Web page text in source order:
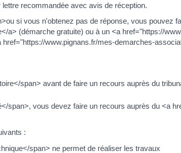
recommandée avec avis de réception.
si vous n'obtenez pas de réponse, vous pouvez
a> (démarche gratuite) ou à un <a href="https://
www.pignans.fr/mes-demarches-
span> avant de faire un recours auprès du
span>, vous devez faire un recours auprès du <a
:
span> ne permet de réaliser les travaux